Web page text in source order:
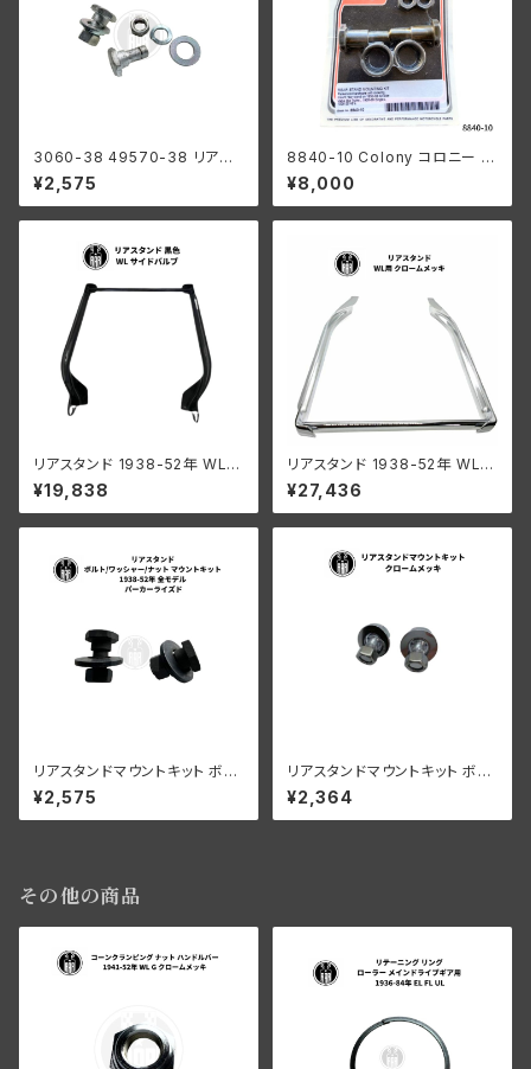
3060-38 49570-38 リアス
タンド マウントキット ボルト / リ
ング / ナット 2個セット ハーレー
ダビッドソン 1938-52年 全モ
¥2,575
8840-10 Colony コロニー リ
アスタンド マウントキット パーカ
ーライズド 1930-36年 サイド
バルブ ビッグツイン 1926-29
¥8,000
リアスタンド 1938-52年 WL
ブラック
¥19,838
リアスタンド 1938-52年 WL
クロームメッキ
¥27,436
リアスタンドマウントキット ボル
ト/リング/リアスタンドナット パ
ーカーライズド
¥2,575
リアスタンドマウントキット ボル
ト/リング/リアスタンドナット ク
ロームメッキ
¥2,364
その他の商品